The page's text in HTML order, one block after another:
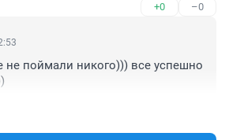
+0 –0
не поймали никого))) все успешно